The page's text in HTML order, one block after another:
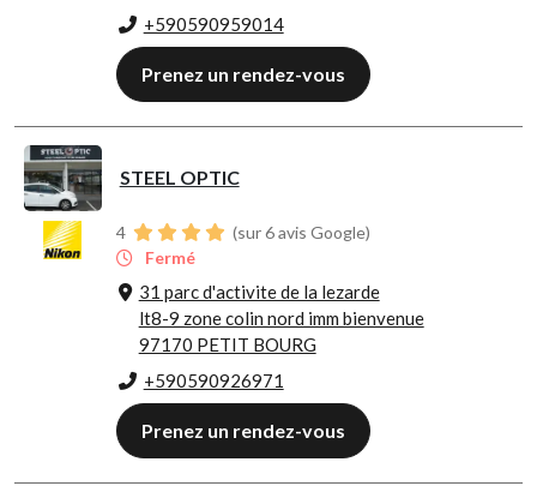
+590590959014
Prenez un rendez-vous
STEEL OPTIC
4
(sur 6 avis Google)
Fermé
31 parc d'activite de la lezarde
lt8-9 zone colin nord imm bienvenue
97170 PETIT BOURG
+590590926971
Prenez un rendez-vous